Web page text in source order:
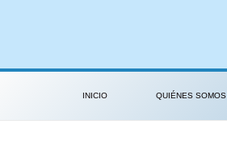
INICIO QUIÉNES SOMOS